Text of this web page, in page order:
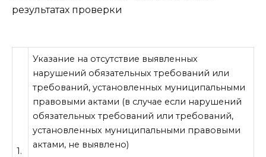
результатах проверки
1.
Указание на отсутствие выявленных
нарушений обязательных требований или
требований, установленных муниципальными
правовыми актами (в случае если нарушений
обязательных требований или требований,
установленных муниципальными правовыми
актами, не выявлено)